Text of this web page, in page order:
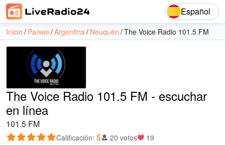
Español
Inicio Países Argentina Neuquén The Voice Radio 101.5 FM
The Voice Radio 101.5 FM - escuchar
en línea
101.5 FM
Calificación: 5 20 votos 19